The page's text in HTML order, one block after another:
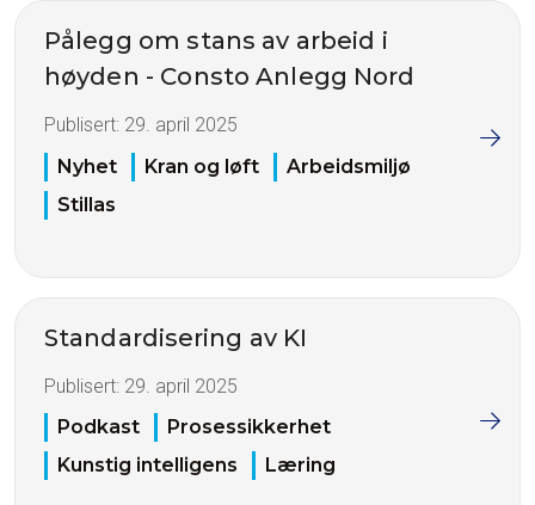
Pålegg om stans av arbeid i
høyden - Consto Anlegg Nord
Publisert: 29. april 2025
Nyhet
Kran og løft
Arbeidsmiljø
Stillas
Standardisering av KI
Publisert: 29. april 2025
Podkast
Prosessikkerhet
Kunstig intelligens
Læring